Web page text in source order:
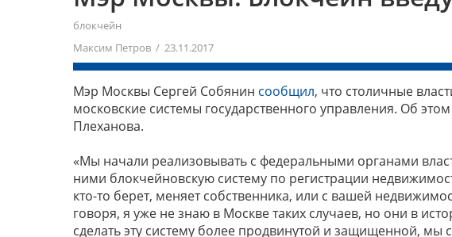
блокчейн
Максим Петров / 23.11.2017
Мэр Москвы Сергей Собянин сообщил, что столичные
московские системы государственного управления. Об
Плеханова.
«Мы начали реализовывать с федеральными органами
ними блокчейновскую систему по регистрации
кто-то берет, меняет собственника, или с вашей
говоря, я уже не знаю в Москве таких случаев, но они в
сделать эту систему более продвинутой и защищенной,